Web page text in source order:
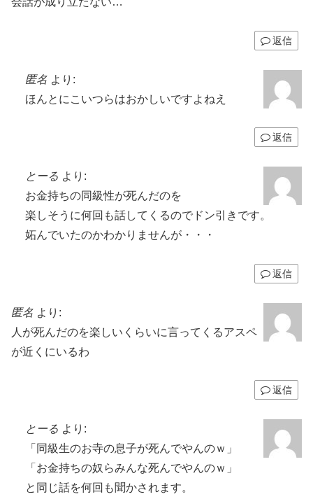
返信
匿名 より:
ほんとにこいつらはおかしいですよねえ
返信
とーる より:
お金持ちの同級性が死んだのを
楽しそうに何回も話してくるのでドン引きです。
妬んでいたのかわかりませんが・・・
返信
匿名 より:
人が死んだのを楽しいくらいに言ってくるアスペ
が近くにいるわ
返信
とーる より:
「同級生のお寺の息子が死んでやんのｗ」
「お金持ちの奴らみんな死んでやんのｗ」
と同じ話を何回も聞かされます。